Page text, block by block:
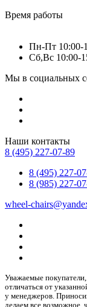
Время работы
Пн-Пт 10:00-
Сб,Вс 10:00-
Мы в социальных
Наши контакты
8 (495) 227-07-89
8 (495) 227-
8 (985) 227-
wheel-
Уважаемые
отличаться от
у менеджеров.
делаем все возможное,